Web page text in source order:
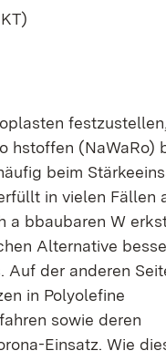
hstoffen (NaWaRo)
beim
in vielen Fällen
a bbaubaren W
Alternative
Auf der anderen
in Polyolefine
sowie deren
Einsatz. Wie